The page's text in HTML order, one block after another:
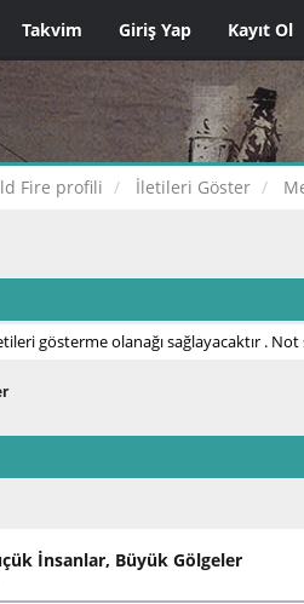
Takvim Giriş Yap Kayıt Ol
Fire profili İletileri Göster
gösterme olanağı sağlayacaktır .
İnsanlar, Büyük Gölgeler